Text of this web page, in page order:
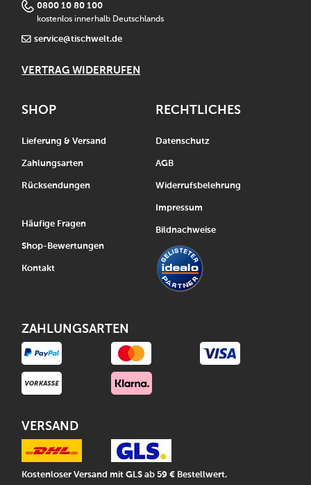
0800 10 80 100
kostenlos innerhalb Deutschlands
service@tischwelt.de
VERTRAG WIDERRUFEN
SHOP
Lieferung & Versand
Zahlungsarten
Rücksendungen
Häufige Fragen
Shop-Bewertungen
Kontakt
RECHTLICHES
Datenschutz
AGB
Widerrufsbelehrung
Impressum
Bildnachweise
ZAHLUNGSARTEN
VERSAND
Kostenloser Versand mit GLS ab 59 € Bestellwert.